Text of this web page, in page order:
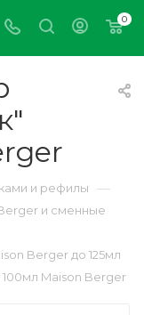
0
и рефилы —
и сменные
Berger до 125мл
Maison Berger